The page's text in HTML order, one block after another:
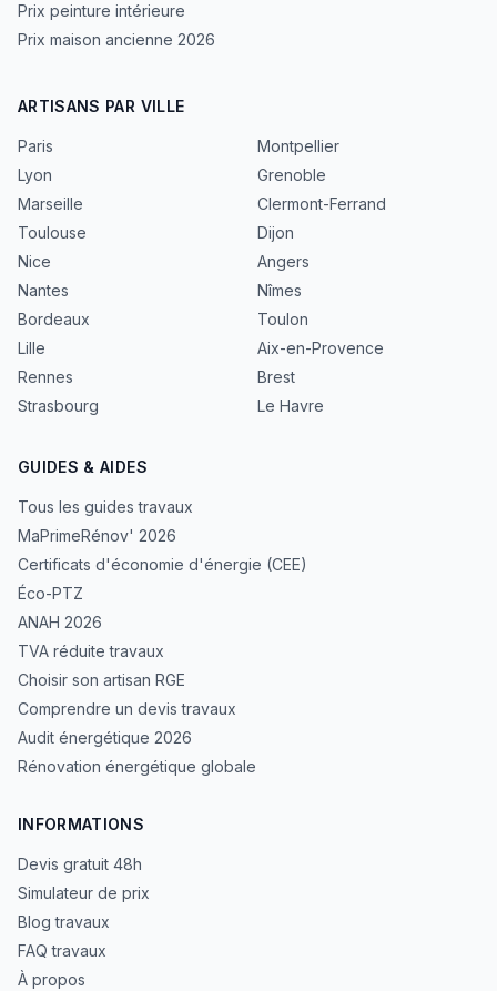
Prix peinture intérieure
Prix maison ancienne 2026
ARTISANS PAR VILLE
Paris
Lyon
Marseille
Toulouse
Nice
Nantes
Bordeaux
Lille
Rennes
Strasbourg
Montpellier
Grenoble
Clermont-Ferrand
Dijon
Angers
Nîmes
Toulon
Aix-en-Provence
Brest
Le Havre
GUIDES & AIDES
Tous les guides travaux
MaPrimeRénov' 2026
Certificats d'économie d'énergie (CEE)
Éco-PTZ
ANAH 2026
TVA réduite travaux
Choisir son artisan RGE
Comprendre un devis travaux
Audit énergétique 2026
Rénovation énergétique globale
INFORMATIONS
Devis gratuit 48h
Simulateur de prix
Blog travaux
FAQ travaux
À propos